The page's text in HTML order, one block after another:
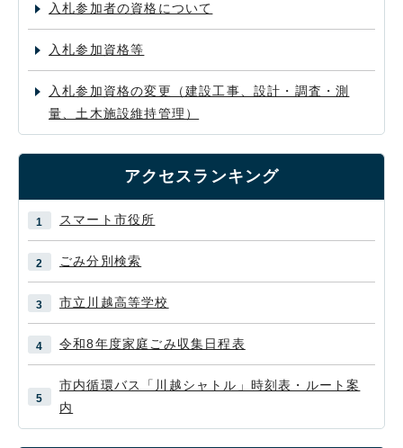
入札参加者の資格について
入札参加資格等
入札参加資格の変更（建設工事、設計・調査・測
量、土木施設維持管理）
アクセスランキング
スマート市役所
ごみ分別検索
市立川越高等学校
令和8年度家庭ごみ収集日程表
市内循環バス「川越シャトル」時刻表・ルート案
内